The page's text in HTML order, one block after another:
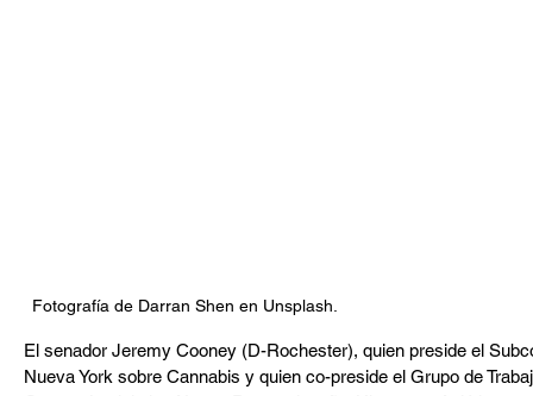
Fotografía de Darran Shen en Unsplash.
El senador Jeremy Cooney (D-Rochester), quien preside el
Nueva York sobre Cannabis y quien co-preside el Grupo de